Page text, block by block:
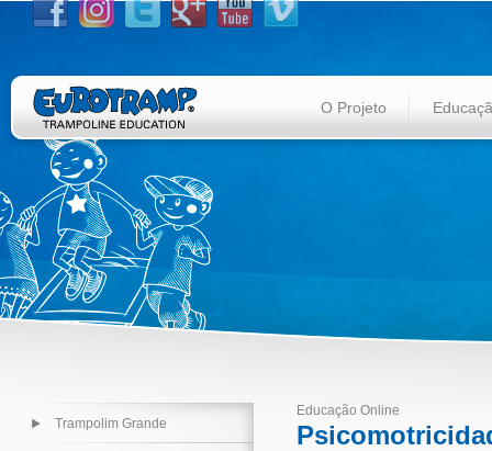
O Projeto
Trampolim Grande
Educação Online